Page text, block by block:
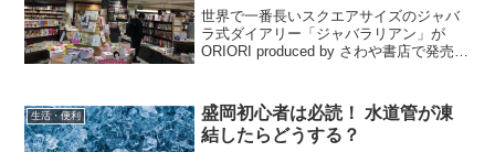
で発売開始
世界で一番長いスクエアサイズのジャバ
ラ式ダイアリー「ジャバラリアン」が
ORIORI produced by さわや書店で発売開
生活・便利
盛岡初心者は必読！ 水道管が凍
結したらどうする？